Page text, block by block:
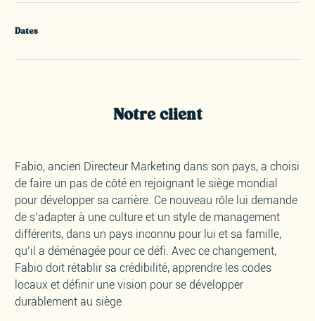
Dates
Notre client
Fabio, ancien Directeur Marketing dans son pays, a choisi
de faire un pas de côté en rejoignant le siège mondial
pour développer sa carrière. Ce nouveau rôle lui demande
de s’adapter à une culture et un style de management
différents, dans un pays inconnu pour lui et sa famille,
qu’il a déménagée pour ce défi. Avec ce changement,
Fabio doit rétablir sa crédibilité, apprendre les codes
locaux et définir une vision pour se développer
durablement au siège.